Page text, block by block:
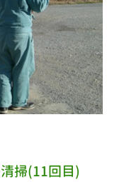
掃(11回目)